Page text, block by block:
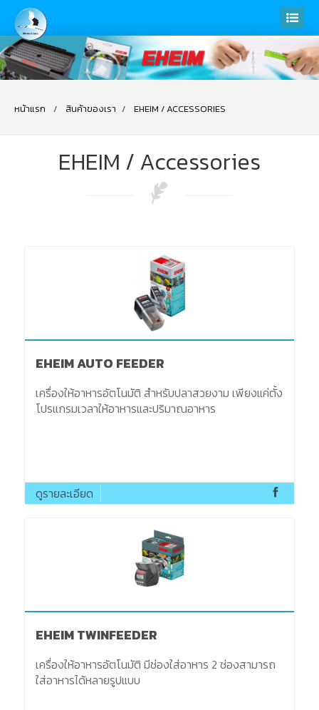
หน้าแรก สินค้าของเรา EHEIM / ACCESSORIES
EHEIM / Accessories
EHEIM AUTO FEEDER
เครื่องให้อาหารอัตโนมัติ สำหรับปลาสวยงาม เพียงแค่ตั้ง
โปรแกรมเวลาให้อาหารและปริมาณอาหาร
ดูรายละเอียด
EHEIM TWINFEEDER
เครื่องให้อาหารอัตโนมัติ มีช่องใส่อาหาร 2 ช่องสามารถ
ใส่อาหารได้หลายรูปแบบ